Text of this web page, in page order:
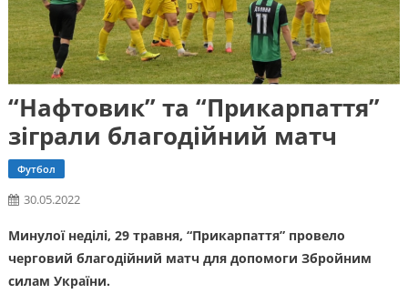
“Нафтовик” та “Прикарпаття”
зіграли благодійний матч
Футбол
30.05.2022
Минулої неділі, 29 травня, “Прикарпаття” провело
черговий благодійний матч для допомоги Збройним
силам України.